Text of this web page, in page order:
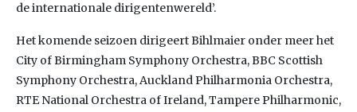
de internationale dirigentenwereld’.
Het komende seizoen dirigeert Bihlmaier onder meer het
City of Birmingham Symphony Orchestra, BBC Scottish
Symphony Orchestra, Auckland Philharmonia Orchestra,
RTE National Orchestra of Ireland, Tampere Philharmonic,